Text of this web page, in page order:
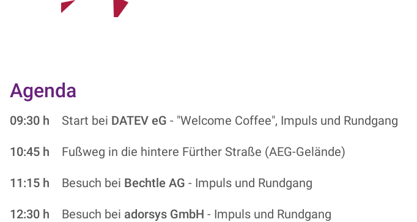
Agenda
09:30 h Start bei DATEV eG - "Welcome Coffee", Impuls und Rundgang
10:45 h Fußweg in die hintere Fürther Straße (AEG-Gelände)
11:15 h Besuch bei Bechtle AG - Impuls und Rundgang
12:30 h Besuch bei adorsys GmbH - Impuls und Rundgang